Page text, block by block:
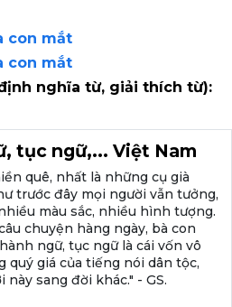
con mắt
con mắt
nghĩa từ, giải thích từ):
tục ngữ,... Việt Nam
quê, nhất là những cụ già
trước đây mọi người vẫn tưởng,
màu sắc, nhiều hình tượng.
chuyện hàng ngày, bà con
ngữ, tục ngữ là cái vốn vô
quý giá của tiếng nói dân tộc,
sang đời khác." - GS.